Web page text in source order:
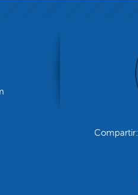
Compartir: